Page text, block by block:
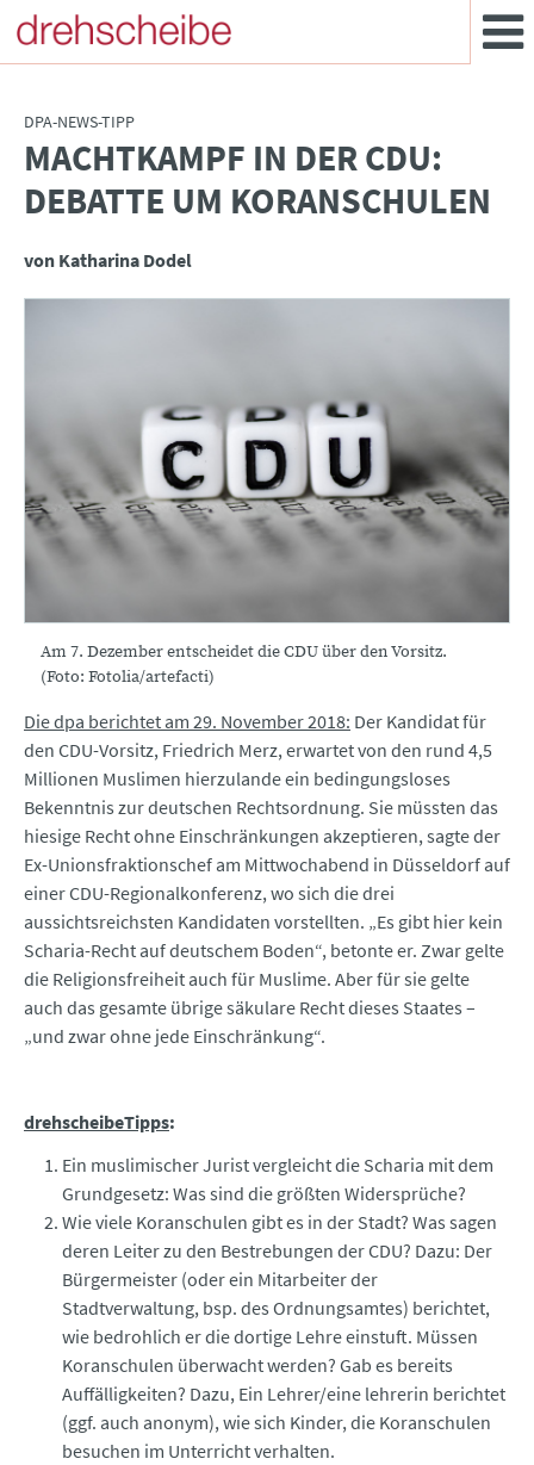
DPA-NEWS-TIPP
:MACHTKAMPF IN DER CDU:
DEBATTE UM KORANSCHULEN
von Katharina Dodel
Am 7. Dezember entscheidet die CDU über den Vorsitz.
(Foto: Fotolia/artefacti)
Die dpa berichtet am 29. November 2018: Der Kandidat für
den CDU-Vorsitz, Friedrich Merz, erwartet von den rund 4,5
Millionen Muslimen hierzulande ein bedingungsloses
Bekenntnis zur deutschen Rechtsordnung. Sie müssten das
hiesige Recht ohne Einschränkungen akzeptieren, sagte der
Ex-Unionsfraktionschef am Mittwochabend in Düsseldorf auf
einer CDU-Regionalkonferenz, wo sich die drei
aussichtsreichsten Kandidaten vorstellten. „Es gibt hier kein
Scharia-Recht auf deutschem Boden“, betonte er. Zwar gelte
die Religionsfreiheit auch für Muslime. Aber für sie gelte
auch das gesamte übrige säkulare Recht dieses Staates –
„und zwar ohne jede Einschränkung“.
drehscheibeTipps:
Ein muslimischer Jurist vergleicht die Scharia mit dem
Grundgesetz: Was sind die größten Widersprüche?
Wie viele Koranschulen gibt es in der Stadt? Was sagen
deren Leiter zu den Bestrebungen der CDU? Dazu: Der
Bürgermeister (oder ein Mitarbeiter der
Stadtverwaltung, bsp. des Ordnungsamtes) berichtet,
wie bedrohlich er die dortige Lehre einstuft. Müssen
Koranschulen überwacht werden? Gab es bereits
Auffälligkeiten? Dazu, Ein Lehrer/eine lehrerin berichtet
(ggf. auch anonym), wie sich Kinder, die Koranschulen
besuchen im Unterricht verhalten.